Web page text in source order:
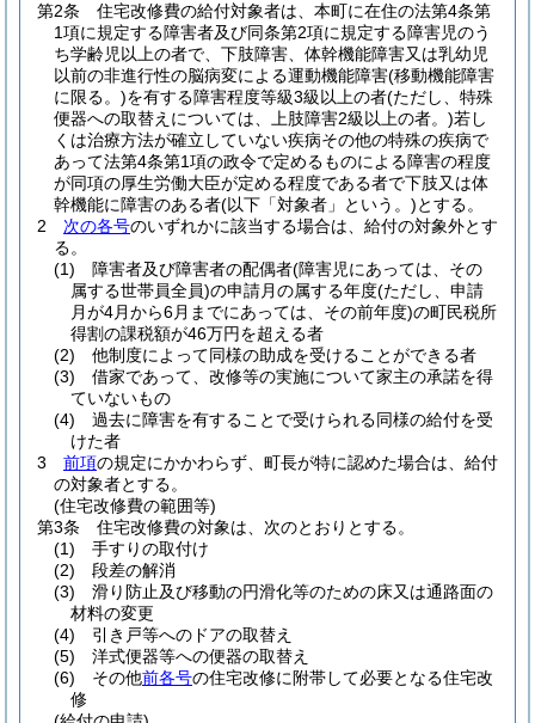
第2条
住宅改修費の給付対象者は、本町に在住の法第4条第
1項に規定する障害者及び同条第2項に規定する障害児のう
ち学齢児以上の者で、下肢障害、体幹機能障害又は乳幼児
以前の非進行性の脳病変による運動機能障害(移動機能障害
に限る。)を有する障害程度等級3級以上の者(ただし、特殊
便器への取替えについては、上肢障害2級以上の者。)若し
くは治療方法が確立していない疾病その他の特殊の疾病で
あって法第4条第1項の政令で定めるものによる障害の程度
が同項の厚生労働大臣が定める程度である者で下肢又は体
幹機能に障害のある者(以下「対象者」という。)とする。
2
次の各号のいずれかに該当する場合は、給付の対象外とす
る。
(1)
障害者及び障害者の配偶者(障害児にあっては、その
属する世帯員全員)の申請月の属する年度(ただし、申請
月が4月から6月までにあっては、その前年度)の町民税所
得割の課税額が46万円を超える者
(2)
他制度によって同様の助成を受けることができる者
(3)
借家であって、改修等の実施について家主の承諾を得
ていないもの
(4)
過去に障害を有することで受けられる同様の給付を受
けた者
3
前項の規定にかかわらず、町長が特に認めた場合は、給付
の対象者とする。
(住宅改修費の範囲等)
第3条
住宅改修費の対象は、次のとおりとする。
(1)
手すりの取付け
(2)
段差の解消
(3)
滑り防止及び移動の円滑化等のための床又は通路面の
材料の変更
(4)
引き戸等へのドアの取替え
(5)
洋式便器等への便器の取替え
(6)
その他前各号の住宅改修に附帯して必要となる住宅改
修